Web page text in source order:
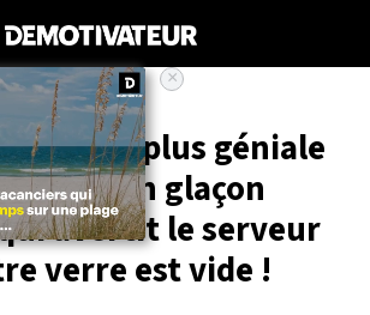
High-tech
la plus géniale
: un glaçon
avertit le serveur
verre est vide !
×